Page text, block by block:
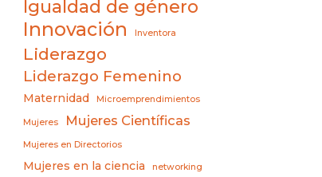
Igualdad de género
Innovación Inventora
Liderazgo
Liderazgo Femenino
Maternidad Microemprendimientos
Mujeres Mujeres Científicas
Mujeres en Directorios
Mujeres en la ciencia networking